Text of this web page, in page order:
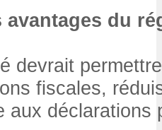
avantages du
devrait
fiscales,
aux déclarations